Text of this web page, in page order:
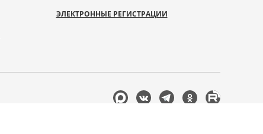
ЭЛЕКТРОННЫЕ РЕГИСТРАЦИИ